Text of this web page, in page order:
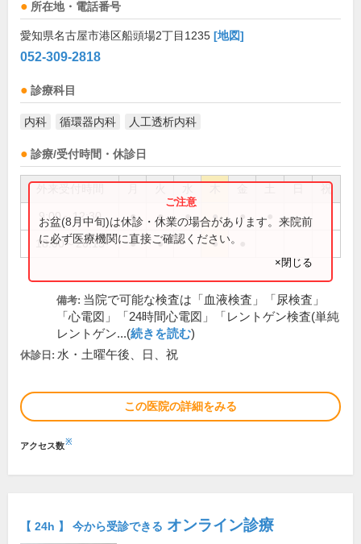
所在地・電話番号
愛知県名古屋市港区船頭場2丁目1235 [地図]
052-309-2818
診療科目
内科 循環器内科 人工透析内科
診療/受付時間・休診日
祝
9:00～12:30 ● ● ● ● ●
18:00～20:15 ● ● ●
お盆(8月中旬)は休診・休業の場合があります。来院前
に必ず医療機関に直接ご確認ください。
×閉じる
備考: 当院で可能な検査は「血液検査」「尿検査」
「心電図」「24時間心電図」「レントゲン検査(単純
レントゲン...(続きを読む)
休診日: 水・土曜午後、日、祝
この医院の詳細をみる
アクセス数※
【 24h 】 今から受診できる オンライン診療